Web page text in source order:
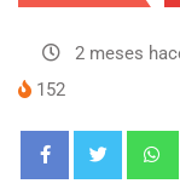
2 meses
152